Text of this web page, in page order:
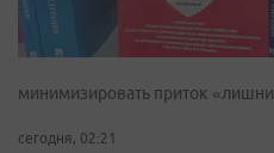
минимизировать приток
сегодня, 02:21